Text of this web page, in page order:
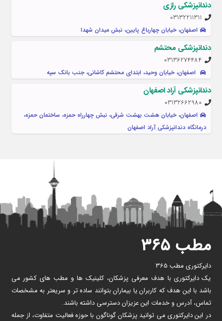
دندانپزشکی رازی
03132211311
اصفهان، خیابان چهارباغ پایین، نبش میدان شهدا
دندانپزشکی محتشم
03136274484
اصفهان، خیابان وحید، ابتدای محتشم کاشانی، جنب بانک سپه
دندانپزشکی آراد اصفهان
03132662980
اصفهان، خیابان هشت بهشت شرقی، نبش چهارراه حمزه، ساختمان حمزه،
درمانگاه دندانپزشکی آراد اصفهان
مطب ۳۶۵
دایرکتوری مطب 365
یک دایرکتوری با هدف معرفی پزشکان، کلینیک ها و مطب های کشور می
باشد با این هدف که کاربران یا بیماران بتوانند ساده تر و سریعتر به مشخصات
تماس، آدرس و خدمات این عزیزان دسترسی داشته باشند.
در این دایرکتوری می توانید پزشکان گوناگون با حوزه فعالیت متفاوت، از جمله